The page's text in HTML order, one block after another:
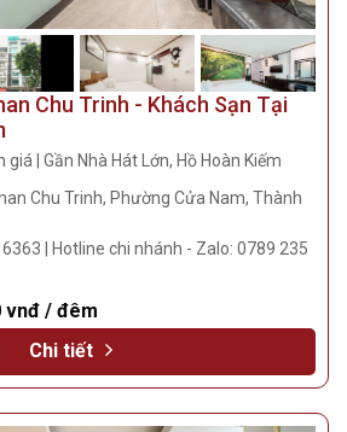
Chu Trinh - Khách Sạn Tại
| Gần Nhà Hát Lớn, Hồ Hoàn Kiếm
Chu Trinh, Phường Cửa Nam, Thành
| Hotline chi nhánh - Zalo: 0789 235
vnđ / đêm
Chi tiết